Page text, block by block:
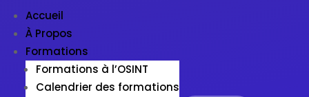
Accueil
À Propos
Formations
Formations à l’OSINT
Calendrier des formations